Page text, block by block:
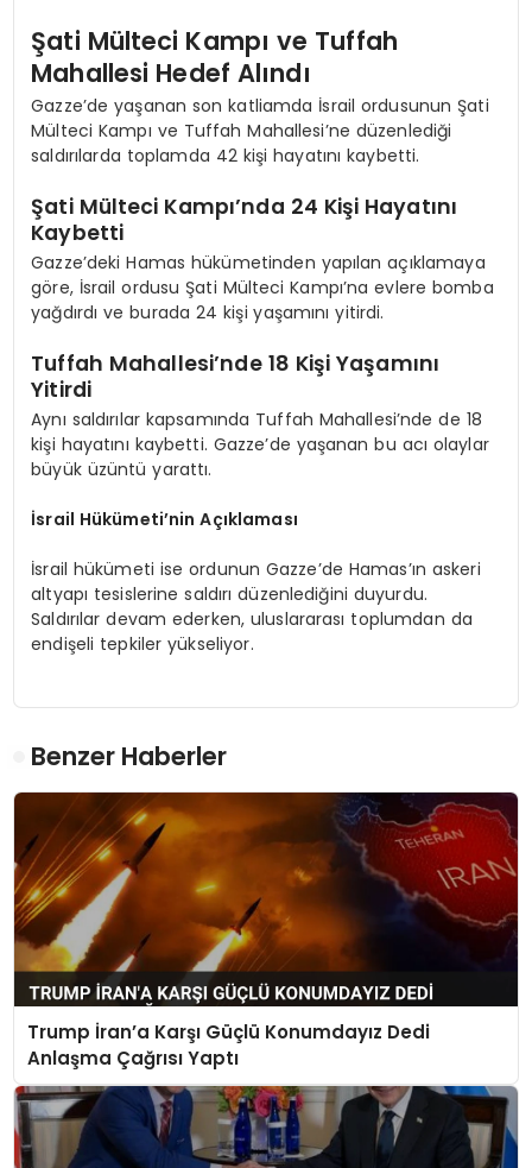
Şati Mülteci Kampı ve Tuffah
Mahallesi Hedef Alındı
Gazze’de yaşanan son katliamda İsrail ordusunun Şati
Mülteci Kampı ve Tuffah Mahallesi’ne düzenlediği
saldırılarda toplamda 42 kişi hayatını kaybetti.
Şati Mülteci Kampı’nda 24 Kişi Hayatını
Kaybetti
Gazze’deki Hamas hükümetinden yapılan açıklamaya
göre, İsrail ordusu Şati Mülteci Kampı’na evlere bomba
yağdırdı ve burada 24 kişi yaşamını yitirdi.
Tuffah Mahallesi’nde 18 Kişi Yaşamını
Yitirdi
Aynı saldırılar kapsamında Tuffah Mahallesi’nde de 18
kişi hayatını kaybetti. Gazze’de yaşanan bu acı olaylar
büyük üzüntü yarattı.
İsrail Hükümeti’nin Açıklaması
İsrail hükümeti ise ordunun Gazze’de Hamas’ın askeri
altyapı tesislerine saldırı düzenlediğini duyurdu.
Saldırılar devam ederken, uluslararası toplumdan da
endişeli tepkiler yükseliyor.
Benzer Haberler
Trump İran’a Karşı Güçlü Konumdayız Dedi
Anlaşma Çağrısı Yaptı